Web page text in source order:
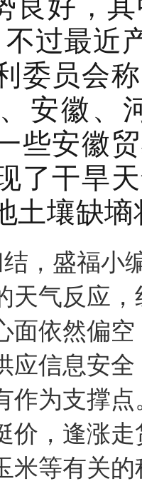
过最近
委员会
安徽、
些安徽
了干旱
土壤缺
，盛福小
天气反应
面依然偏
应信息安
作为支撑
价，逢涨
米等有关